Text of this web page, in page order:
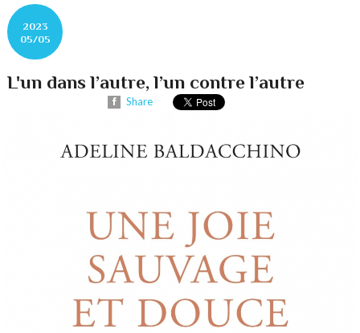
2023
05/05
L'un dans l’autre, l’un contre l’autre
Share